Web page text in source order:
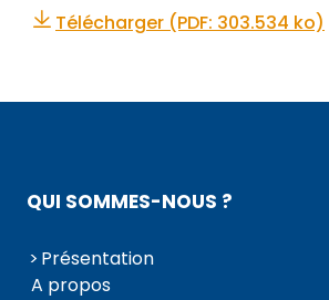
Télécharger (PDF: 303.534 ko)
QUI SOMMES-NOUS ?
Présentation
A propos